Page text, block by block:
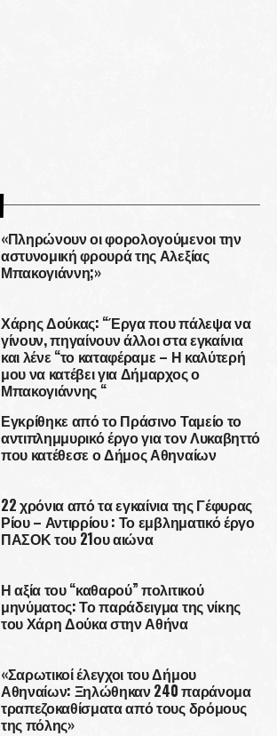
«Πληρώνουν οι φορολογούμενοι την
αστυνομική φρουρά της Αλεξίας
Μπακογιάννη;»
Χάρης Δούκας: “Έργα που πάλεψα να
γίνουν, πηγαίνουν άλλοι στα εγκαίνια
και λένε “το καταφέραμε – Η καλύτερή
μου να κατέβει για Δήμαρχος ο
Μπακογιάννης “
Εγκρίθηκε από το Πράσινο Ταμείο το
αντιπλημμυρικό έργο για τον Λυκαβηττό
που κατέθεσε ο Δήμος Αθηναίων
22 χρόνια από τα εγκαίνια της Γέφυρας
Ρίου – Αντιρρίου : Το εμβληματικό έργο
ΠΑΣΟΚ του 21ου αιώνα
Η αξία του “καθαρού” πολιτικού
μηνύματος: Το παράδειγμα της νίκης
του Χάρη Δούκα στην Αθήνα
«Σαρωτικοί έλεγχοι του Δήμου
Αθηναίων: Ξηλώθηκαν 240 παράνομα
τραπεζοκαθίσματα από τους δρόμους
της πόλης»